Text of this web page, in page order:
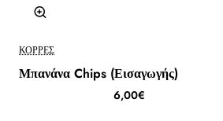
ΚΟΡΡΈΣ
Μπανάνα Chips (Εισαγωγής)
6,00€